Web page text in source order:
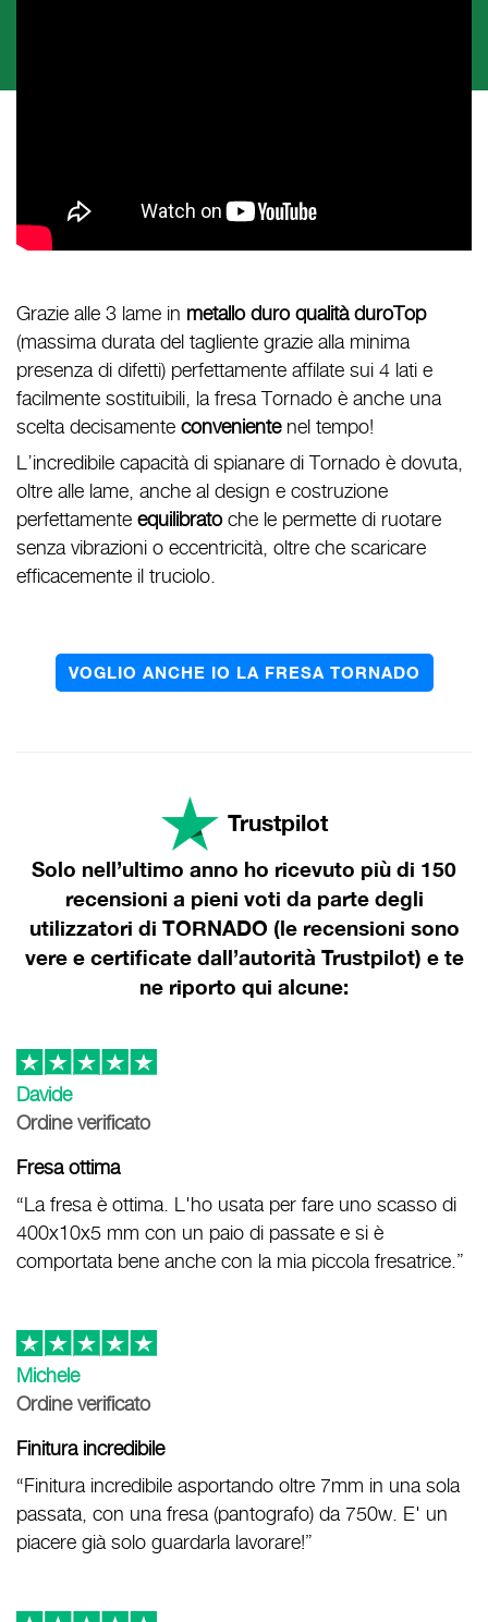
Grazie alle 3 lame in metallo duro qualità duroTop
(massima durata del tagliente grazie alla minima
presenza di difetti) perfettamente affilate sui 4 lati e
facilmente sostituibili, la fresa Tornado è anche una
scelta decisamente convenientenel tempo!
L’incredibile capacità di spianare di Tornado è dovuta,
oltre alle lame, anche al design e costruzione
perfettamente equilibratoche le permette di ruotare
senza vibrazioni o eccentricità, oltre che scaricare
efficacemente il truciolo.
VOGLIO ANCHE IO LA FRESA TORNADO
Trustpilot
Solo nell’ultimo anno ho ricevuto più di 150
recensioni a pieni voti da parte degli
utilizzatori di TORNADO (le recensioni sono
vere e certificate dall’autorità Trustpilot) e te
ne riporto qui alcune:
Davide
Ordine verificato
Fresa ottima
“La fresa è ottima. L'ho usata per fare uno scasso di
400x10x5 mm con un paio di passate e si è
comportata bene anche con la mia piccola fresatrice.”
Michele
Ordine verificato
Finitura incredibile
“Finitura incredibile asportando oltre 7mm in una sola
passata, con una fresa (pantografo) da 750w. E' un
piacere già solo guardarla lavorare!”